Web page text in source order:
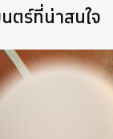
ตร์ที่น่าสนใจ